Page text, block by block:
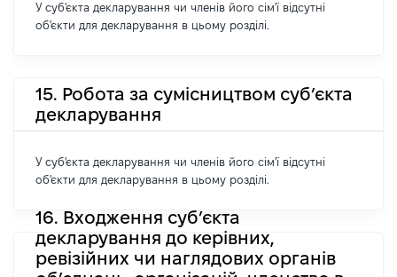
У суб'єкта декларування чи членів його сім'ї відсутні
об'єкти для декларування в цьому розділі.
15. Робота за сумісництвом суб’єкта
декларування
У суб'єкта декларування чи членів його сім'ї відсутні
об'єкти для декларування в цьому розділі.
16. Входження суб’єкта
декларування до керівних,
ревізійних чи наглядових органів